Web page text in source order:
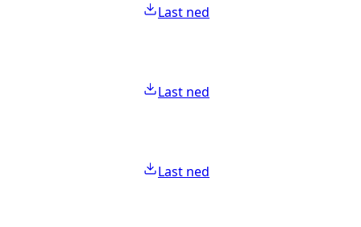
Last ned
Last ned
Last ned